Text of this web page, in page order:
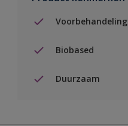
Voorbehandeling
Biobased
Duurzaam